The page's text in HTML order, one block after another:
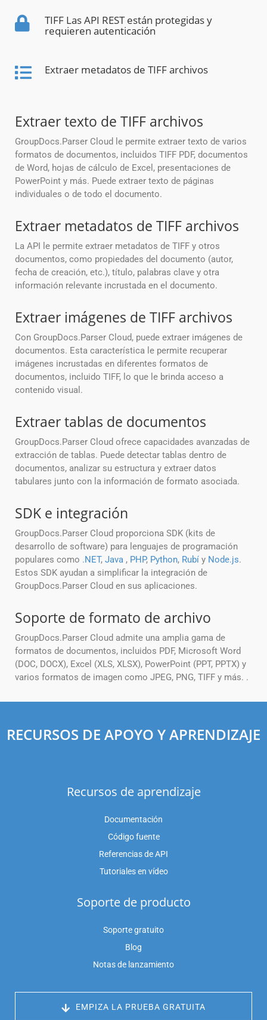
TIFF Las API REST están protegidas y
requieren autenticación
Extraer metadatos de TIFF archivos
Extraer texto de TIFF archivos
GroupDocs.Parser Cloud le permite extraer texto de varios
formatos de documentos, incluidos TIFF PDF, documentos
de Word, hojas de cálculo de Excel, presentaciones de
PowerPoint y más. Puede extraer texto de páginas
individuales o de todo el documento.
Extraer metadatos de TIFF archivos
La API le permite extraer metadatos de TIFF y otros
documentos, como propiedades del documento (autor,
fecha de creación, etc.), título, palabras clave y otra
información relevante incrustada en el documento.
Extraer imágenes de TIFF archivos
Con GroupDocs.Parser Cloud, puede extraer imágenes de
documentos. Esta característica le permite recuperar
imágenes incrustadas en diferentes formatos de
documentos, incluido TIFF, lo que le brinda acceso a
contenido visual.
Extraer tablas de documentos
GroupDocs.Parser Cloud ofrece capacidades avanzadas de
extracción de tablas. Puede detectar tablas dentro de
documentos, analizar su estructura y extraer datos
tabulares junto con la información de formato asociada.
SDK e integración
GroupDocs.Parser Cloud proporciona SDK (kits de
desarrollo de software) para lenguajes de programación
populares como .NET, Java , PHP, Python, Rubí y Node.js.
Estos SDK ayudan a simplificar la integración de
GroupDocs.Parser Cloud en sus aplicaciones.
Soporte de formato de archivo
GroupDocs.Parser Cloud admite una amplia gama de
formatos de documentos, incluidos PDF, Microsoft Word
(DOC, DOCX), Excel (XLS, XLSX), PowerPoint (PPT, PPTX) y
varios formatos de imagen como JPEG, PNG, TIFF y más. .
RECURSOS DE APOYO Y APRENDIZAJE
Recursos de aprendizaje
Documentación
Código fuente
Referencias de API
Tutoriales en vídeo
Soporte de producto
Soporte gratuito
Blog
Notas de lanzamiento
EMPIZA LA PRUEBA GRATUITA